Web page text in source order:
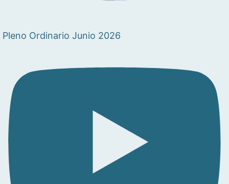
Pleno Ordinario Junio 2026